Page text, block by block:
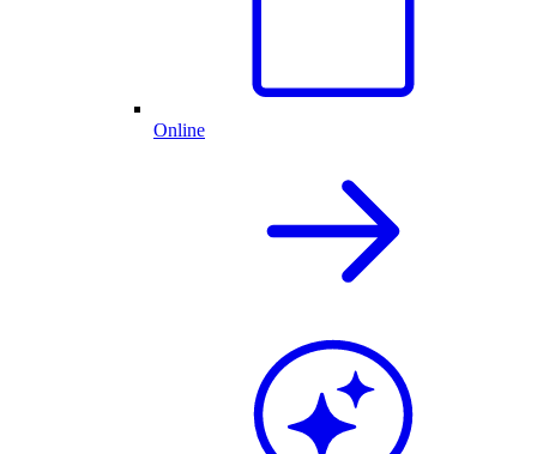
Online